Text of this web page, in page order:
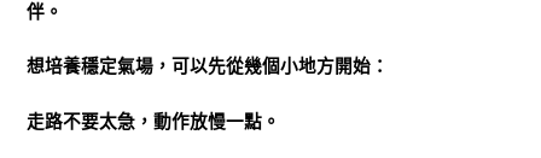
伴。
想培養穩定氣場，可以先從幾個小地方開始：
走路不要太急，動作放慢一點。